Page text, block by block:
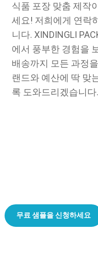
식품 포장 맞춤 제작
세요! 저희에게 연락
니다. XINDINGLI
에서 풍부한 경험을
배송까지 모든 과정
랜드와 예산에 딱 맞
록 도와드리겠습니다.
무료 샘플을 신청하세요